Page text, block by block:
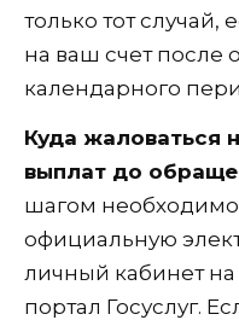
только тот случай,
на ваш счет после
календарного
Куда жаловаться
выплат до
шагом необходимо
официальную
личный кабинет
портал Госуслуг.